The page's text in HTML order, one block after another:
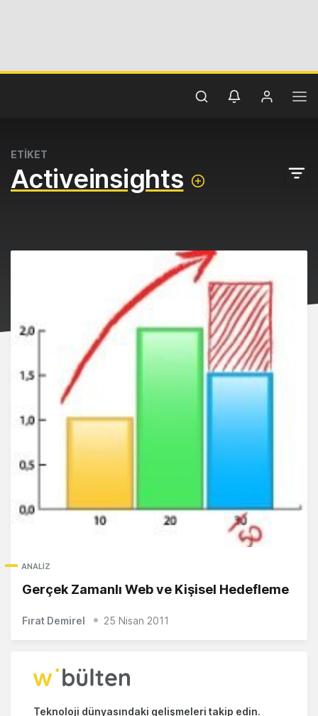
ETİKET
Activeinsights
ANALIZ
Gerçek Zamanlı Web ve Kişisel Hedefleme
Fırat Demirel 25 Nisan 2011
Teknoloji dünyasındaki gelişmeleri takip edin.